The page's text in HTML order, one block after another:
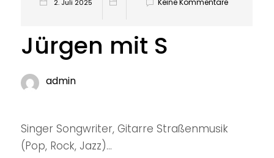
2. Juli 2025 Keine Kommentare
Jürgen mit S
admin
Singer Songwriter, Gitarre Straßenmusik
(Pop, Rock, Jazz)...